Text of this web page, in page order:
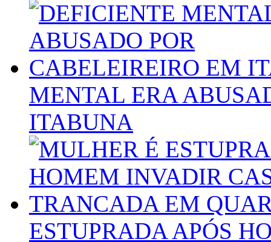
MENTAL ERA
ITABUNA
ESTUPRADA APÓS